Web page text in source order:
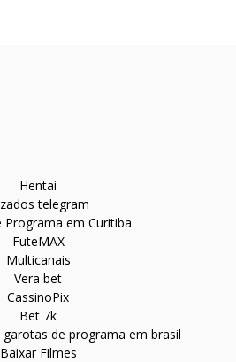
Hentai
telegram
Programa em Curitiba
FuteMAX
Multicanais
Vera bet
CassinoPix
Bet 7k
de programa em brasil
Baixar Filmes